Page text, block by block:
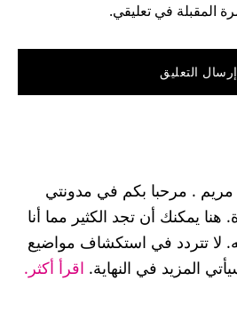
المقبلة في تعليقي.
مريم . مرحبا بكم في مدونتي
هنا يمكنك أن تجد الكثير مما أنا
لا تتردد في استكشاف مواضيع
المزيد في النهاية. اقرأ أكثر.